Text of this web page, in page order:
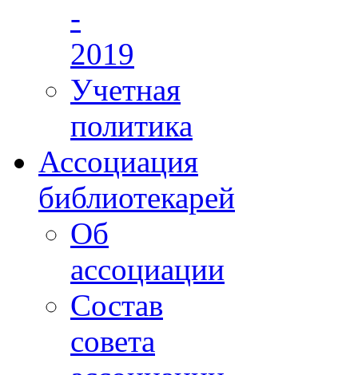
-
2019
Учетная
политика
Ассоциация
библиотекарей
Об
ассоциации
Состав
совета